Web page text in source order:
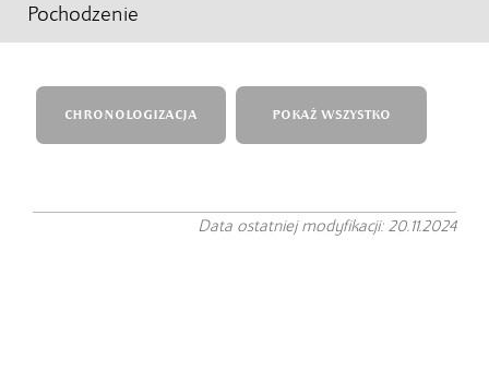
Pochodzenie
CHRONOLOGIZACJA POKAŻ WSZYSTKO
Data ostatniej modyfikacji: 20.11.2024